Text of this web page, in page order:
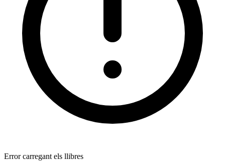
Error carregant els llibres